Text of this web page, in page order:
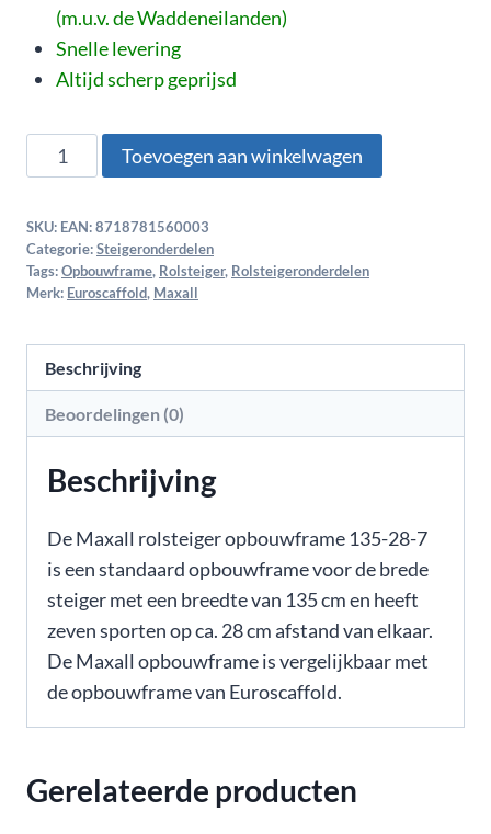
(m.u.v. de Waddeneilanden)
Snelle levering
Altijd scherp geprijsd
Toevoegen aan winkelwagen
SKU: EAN: 8718781560003
Categorie: Steigeronderdelen
Tags: Opbouwframe, Rolsteiger, Rolsteigeronderdelen
Merk: Euroscaffold, Maxall
Beschrijving
Beoordelingen (0)
Beschrijving
De Maxall rolsteiger opbouwframe 135-28-7
is een standaard opbouwframe voor de brede
steiger met een breedte van 135 cm en heeft
zeven sporten op ca. 28 cm afstand van elkaar.
De Maxall opbouwframe is vergelijkbaar met
de opbouwframe van Euroscaffold.
Gerelateerde producten